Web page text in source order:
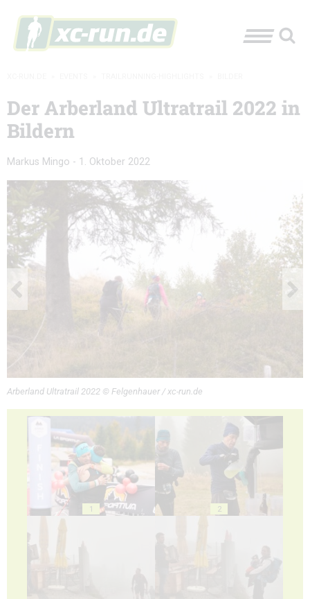
Der Arberland Ultratrail 2022 in
Bildern
Markus Mingo - 1. Oktober 2022
Arberland Ultratrail 2022 © Felgenhauer / xc-run.de
1 2